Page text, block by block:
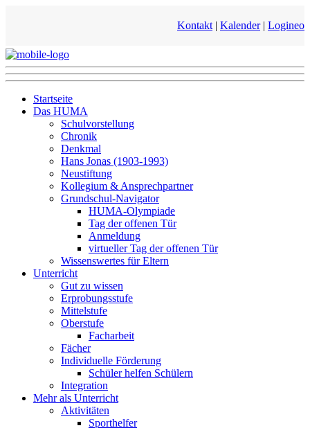
Kontakt | Kalender| Logineo
Startseite
Das HUMA
Schulvorstellung
Chronik
Denkmal
Hans Jonas (1903-1993)
Neustiftung
Kollegium & Ansprechpartner
Grundschul-Navigator
HUMA-Olympiade
Tag der offenen Tür
Anmeldung
virtueller Tag der offenen Tür
Wissenswertes für Eltern
Unterricht
Gut zu wissen
Erprobungsstufe
Mittelstufe
Oberstufe
Facharbeit
Fächer
Individuelle Förderung
Schüler helfen Schülern
Integration
Mehr als Unterricht
Aktivitäten
Sporthelfer